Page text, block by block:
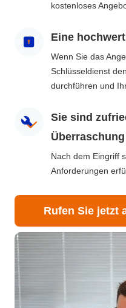
kostenloses
Eine
Wenn Sie das
Schlüsseldienst
durchführen und
Sie sind
Überraschung
Nach dem Eingriff
Anforderungen
Rufen Sie jetzt